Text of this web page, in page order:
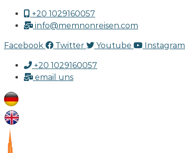
+20 1029160057
info@memnonreisen.com
Facebook Twitter Youtube Instagram
+20 1029160057
email uns